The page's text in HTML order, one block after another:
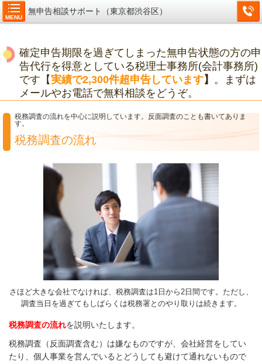
MENU
無申告相談サポート（東京都渋谷区）
確定申告期限を過ぎてしまった無申告状態の方の申
告代行を得意としている税理士事務所(会計事務所)
です【実績で2,300件超申告しています】 。まずは
メールやお電話で無料相談をどうぞ。
税務調査の流れを中心に説明しています。反面調査のことも書いてありま
す。
税務調査の流れ
さほど大きな会社でなければ、税務調査は1日から2日間です。ただし、
調査当日を過ぎてもしばらくは税務署とのやり取りは続きます。
税務調査の流れを説明いたします。
税務調査（反面調査含む）は嫌なものですが、会社経営をしてい
たり、個人事業を営んでいるとどうしても避けて通れないもので